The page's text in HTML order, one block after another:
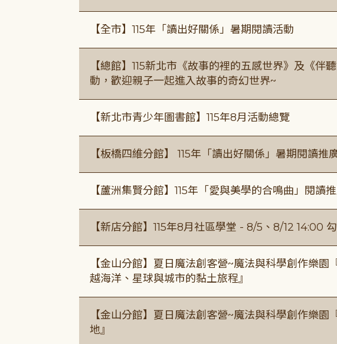
【全市】115年「讀出好關係」暑期閱讀活動
【總館】115新北市《故事的裡的五感世界》及《伴
動，歡迎親子一起進入故事的奇幻世界~
【新北市青少年圖書館】115年8月活動總覽
【板橋四維分館】 115年「讀出好關係」暑期閱讀推
【蘆洲集賢分館】115年「愛與美學的合鳴曲」閱讀
【新店分館】115年8月社區學堂 - 8/5、8/12 14:00
【金山分館】夏日魔法創客營~魔法與科學創作樂園
越海洋、星球與城市的黏土旅程』
【金山分館】夏日魔法創客營~魔法與科學創作樂園
地』